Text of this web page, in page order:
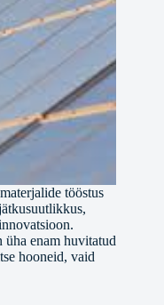
tööstus
enam huvitatud
hooneid, vaid